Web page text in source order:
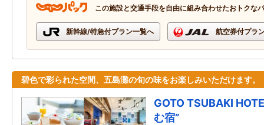
この施設と交通手段を自由に組み合わせたおトクな
新幹線/特急付プラン一覧へ 航空券付プラ
碧色で彩られた空間、五島灘の旬の味をお楽しみいただけます。
GOTO TSUBAKI
む宿”